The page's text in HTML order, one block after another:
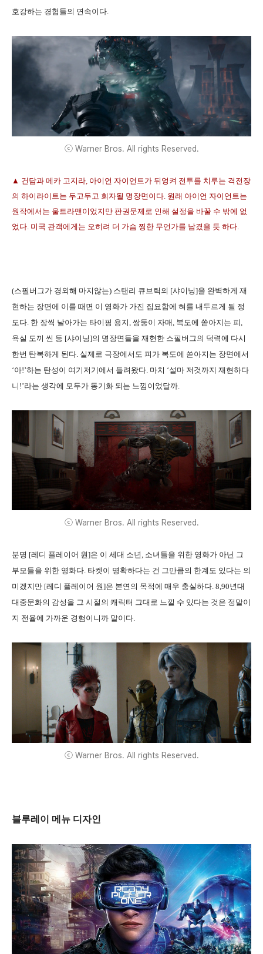
호강하는 경험들의 연속이다.
ⓒ Warner Bros. All rights Reserved.
▲ 건담과 메카 고지라 아이언 자이언트가 뒤엉켜 전투를 치루는 격전장
의 하이라이트는 두고두고 회자될 명장면이다 원래 아이언 자이언트는
원작에서는 울트라맨이었지만 판권문제로 인해 설정을 바꿀 수 밖에 없
었다 미국 관객에게는 오히려 더 가슴 찡한 무언가를 남겼을 듯 하다
(스필버그가 경외해 마지않는) 스탠리 큐브릭의 [샤이닝]을 완벽하게 재
현하는 장면에 이를 때면 이 영화가 가진 집요함에 혀를 내두르게 될 정
도다. 한 장씩 날아가는 타이핑 용지, 쌍둥이 자매, 복도에 쏟아지는 피,
욕실 도끼 씬 등 [샤이닝]의 명장면들을 재현한 스필버그의 덕력에 다시
한번 탄복하게 된다. 실제로 극장에서도 피가 복도에 쏟아지는 장면에서
‘아!’하는 탄성이 여기저기에서 들려왔다. 마치 ‘설마 저것까지 재현하다
니!’라는 생각에 모두가 동기화 되는 느낌이었달까.
ⓒ Warner Bros. All rights Reserved.
분명 [레디 플레이어 원]은 이 세대 소년, 소녀들을 위한 영화가 아닌 그
부모들을 위한 영화다. 타켓이 명확하다는 건 그만큼의 한계도 있다는 의
미겠지만 [레디 플레이어 원]은 본연의 목적에 매우 충실하다. 8,90년대
대중문화의 감성을 그 시절의 캐릭터 그대로 느낄 수 있다는 것은 정말이
지 전율에 가까운 경험이니까 말이다.
ⓒ Warner Bros. All rights Reserved.
블루레이 메뉴 디자인